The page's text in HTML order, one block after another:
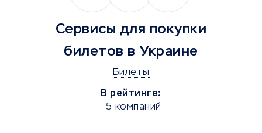
Сервисы для покупки
билетов в Украине
Билеты
В рейтинге:
5 компаний